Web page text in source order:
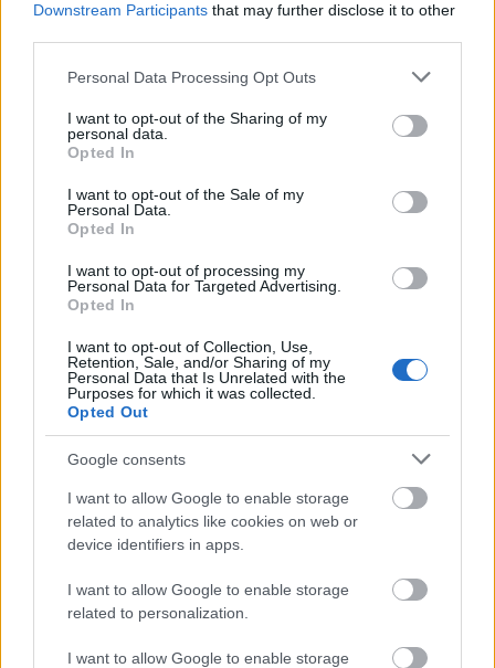
Downstream Participants that may further disclose it to other
Please note that this website/app uses one or more Google
not limited to your visit or usage behaviour. You may click to
grant or deny consent to Google and its third-party tags to
use your data for below specified purposes in below Google
consent section.
Personal Data Processing Opt Outs
I want to opt-out of the Sharing of my
personal data.
Opted In
I want to opt-out of the Sale of my
Personal Data.
Opted In
I want to opt-out of processing my
Personal Data for Targeted Advertising.
Opted In
I want to opt-out of Collection, Use,
Retention, Sale, and/or Sharing of my
Personal Data that Is Unrelated with the
Purposes for which it was collected.
Opted Out
Google consents
I want to allow Google to enable storage
related to analytics like cookies on web or
device identifiers in apps.
I want to allow Google to enable storage
related to personalization.
I want to allow Google to enable storage
Pozostały wątpliwości? Brakuje czegoś w haśle?
Zobacz, co zyskują abonenci Dobrego słownika.
SPRAWDŹ
Często sprawdzane
Praktyczna realizacja?
Odmiana:pogłaszczeczypogłaska
Ciekawostki
koktajl Mołotowa— Pochodzenie nazwykoktajl Mołotowa
nowotwór—Nowotwory w językoznawstwie